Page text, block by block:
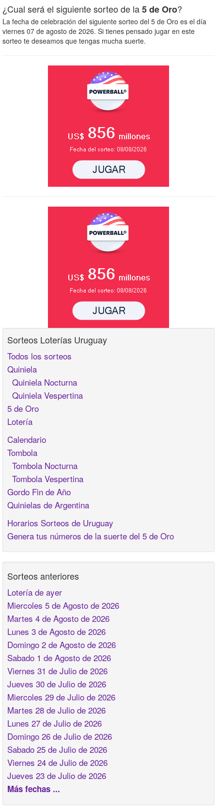
¿Cual será el siguiente sorteo de la5 de Oro?
La fecha de celebración del siguiente sorteo del 5 de Oro es el día
viernes 07 de agosto de 2026. Si tienes pensado jugar en este
sorteo te deseamos que tengas mucha suerte.
Sorteos Loterías Uruguay
Todos los sorteos
Quiniela
Quiniela Nocturna
Quiniela Vespertina
5 de Oro
Lotería
Calendario
Tombola
Tombola Nocturna
Tombola Vespertina
Gordo Fin de Año
Quinielas de Argentina
Horarios Sorteos de Uruguay
Genera tus números de la suerte del 5 de Oro
Sorteos anteriores
Lotería de ayer
Miercoles 5 de Agosto de 2026
Martes 4 de Agosto de 2026
Lunes 3 de Agosto de 2026
Domingo 2 de Agosto de 2026
Sabado 1 de Agosto de 2026
Viernes 31 de Julio de 2026
Jueves 30 de Julio de 2026
Miercoles 29 de Julio de 2026
Martes 28 de Julio de 2026
Lunes 27 de Julio de 2026
Domingo 26 de Julio de 2026
Sabado 25 de Julio de 2026
Viernes 24 de Julio de 2026
Jueves 23 de Julio de 2026
Más fechas ...